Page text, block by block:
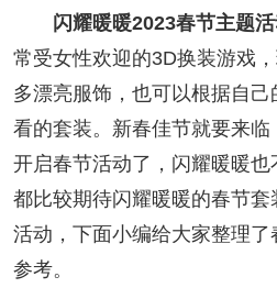
闪耀暖暖2023春节主题活
常受女性欢迎的3D换装游戏
多漂亮服饰，也可以根据自
看的套装。新春佳节就要来
开启春节活动了，闪耀暖暖
都比较期待闪耀暖暖的春节
活动，下面小编给大家整理
参考。